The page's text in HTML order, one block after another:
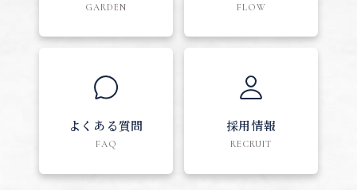
GARDEN FLOW
よくある質問
FAQ
採用情報
RECRUIT